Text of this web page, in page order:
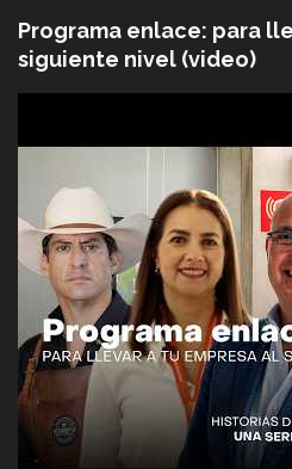
Programa enlace: para
siguiente nivel (video)